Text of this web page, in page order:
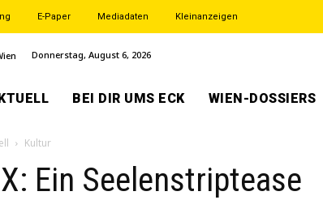
E-Paper Mediadaten Kleinanzeigen
Donnerstag, August 6, 2026
BEI DIR UMS ECK WIEN-DOSSIERS
Kultur
Ein Seelenstriptease